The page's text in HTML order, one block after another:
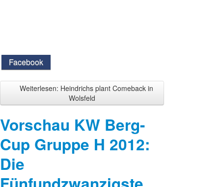
Facebook
Weiterlesen: Heindrichs plant Comeback in
Wolsfeld
Vorschau KW Berg-
Cup Gruppe H 2012:
Die